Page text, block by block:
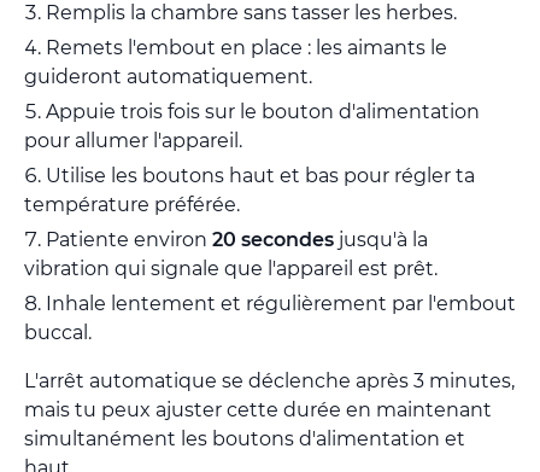
Remplis la chambre sans tasser les herbes.
Remets l'embout en place : les aimants le
guideront automatiquement.
Appuie trois fois sur le bouton d'alimentation
pour allumer l'appareil.
Utilise les boutons haut et bas pour régler ta
température préférée.
Patiente environ 20 secondes jusqu'à la
vibration qui signale que l'appareil est prêt.
Inhale lentement et régulièrement par l'embout
buccal.
L'arrêt automatique se déclenche après 3 minutes,
mais tu peux ajuster cette durée en maintenant
simultanément les boutons d'alimentation et